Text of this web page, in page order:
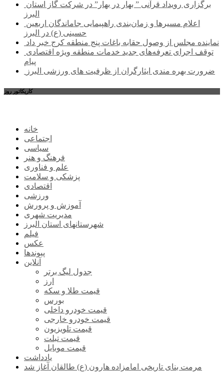
البرز
حسینی (ع) در البرز
نماینده مجلس از وصول حقابه باغات پنج منطقه کرج خبر داد
پیام
ضرورت بهره مندی ایثارگران از ظرفیت های ورزشی البرز
کاریکاتور روز
خانه
اجتماعی
سیاسی
فرهنگ و هنر
علم و فناوری
پزشکی و سلامت
اقتصادی
ورزشی
آموزش و پرورش
مدیریت شهری
شهرستانهای استان البرز
فیلم
عکس
پیوندها
آنلاین
جدول لیگ برتر
ارز
قیمت طلا و سکه
بورس
قیمت خودرو داخلی
قیمت خودرو خارجی
قیمت تلویزیون
قیمت تبلت
قیمت موبایل
یادداشت
مرمت بنای تاریخی امامزاده هارون (ع) طالقان آغاز شد